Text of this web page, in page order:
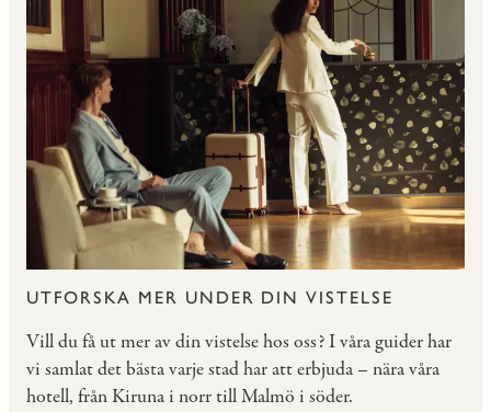
UTFORSKA MER UNDER DIN VISTELSE
Vill du få ut mer av din vistelse hos oss? I våra guider har
vi samlat det bästa varje stad har att erbjuda – nära våra
hotell, från Kiruna i norr till Malmö i söder.